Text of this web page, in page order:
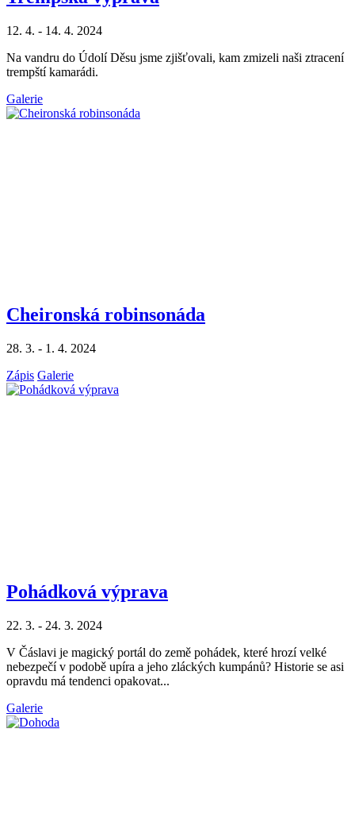
12. 4. - 14. 4. 2024
Na vandru do Údolí Děsu jsme zjišťovali, kam zmizeli naši ztracení
trempští kamarádi.
Galerie
Cheironská robinsonáda
28. 3. - 1. 4. 2024
Zápis Galerie
Pohádková výprava
22. 3. - 24. 3. 2024
V Čáslavi je magický portál do země pohádek, které hrozí velké
nebezpečí v podobě upíra a jeho zláckých kumpánů? Historie se asi
opravdu má tendenci opakovat...
Galerie